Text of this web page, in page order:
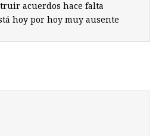
acuerdos hace falta
hoy por hoy muy ausente